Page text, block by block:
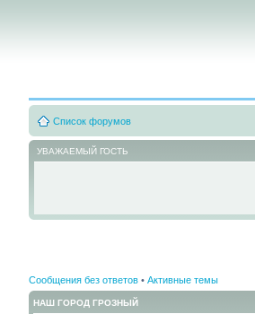
Список форумов
УВАЖАЕМЫЙ ГОСТЬ
Сообщения без ответов • Активные темы
НАШ ГОРОД ГРОЗНЫЙ